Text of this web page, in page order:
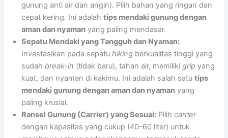
gunung anti air dan angin). Pilih bahan yang ringan dan
cepat kering. Ini adalahtips mendaki gunung dengan
aman dan nyaman yang paling mendasar.
Sepatu Mendaki yang Tangguh dan Nyaman:
Investasikan pada sepatuhiking berkualitas tinggi yang
sudahbreak-in (tidak baru), tahan air, memilikigrip yang
kuat, dan nyaman di kakimu. Ini adalah salah satutips
mendaki gunung dengan aman dan nyaman yang
paling krusial.
Ransel Gunung (Carrier) yang Sesuai: Pilihcarrier
dengan kapasitas yang cukup (40-60 liter) untuk